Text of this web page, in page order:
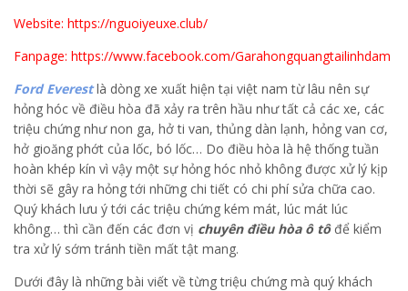
Website: https://nguoiyeuxe.club/
Fanpage: https://www.facebook.com/Garahongquangtailinhdam
Ford Everestlà dòng xe xuất hiện tại việt nam từ lâu nên sự
hỏng hóc về điều hòa đã xảy ra trên hầu như tất cả các xe, các
triệu chứng như non ga, hở ti van, thủng dàn lạnh, hỏng van cơ,
hở gioăng phớt của lốc, bó lốc… Do điều hòa là hệ thống tuần
hoàn khép kín vì vậy một sự hỏng hóc nhỏ không được xử lý kịp
thời sẽ gây ra hỏng tới những chi tiết có chi phí sửa chữa cao.
Quý khách lưu ý tới các triệu chứng kém mát, lúc mát lúc
không… thì cần đến các đơn vị chuyên điều hòa ô tôđể kiểm
tra xử lý sớm tránh tiền mất tật mang.
Dưới đây là những bài viết về từng triệu chứng mà quý khách